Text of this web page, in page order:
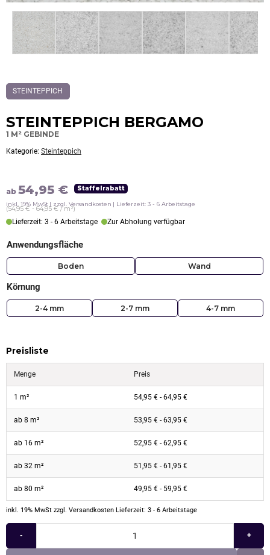
STEINTEPPICH
STEINTEPPICH BERGAMO
1 M² GEBINDE
Kategorie: Steinteppich
ab 54,95 €
inkl. 19% MwSt zzgl. Versandkosten Lieferzeit: 3 - 6 Arbeitstage
(54,95 € - 64,95 € / m²)
Staffelrabatt
Anwendungsfläche
Boden Wand
Körnung
2-4 mm 2-7 mm 4-7 mm
Preisliste
Menge Preis
1 m² 54,95 € - 64,95 €
ab 8 m² 53,95 € - 63,95 €
ab 16 m² 52,95 € - 62,95 €
ab 32 m² 51,95 € - 61,95 €
ab 80 m² 49,95 € - 59,95 €
inkl. 19% MwSt zzgl. Versandkosten Lieferzeit: 3 - 6 Arbeitstage
- +
Lieferzeit: 3 - 6 Arbeitstage Zur Abholung verfügbar